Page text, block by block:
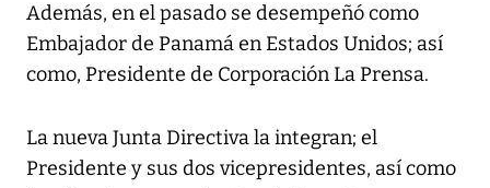
Además, en el pasado se desempeñó como
Embajador de Panamá en Estados Unidos; así
como, Presidente de Corporación La Prensa.
La nueva Junta Directiva la integran; el
Presidente y sus dos vicepresidentes, así como